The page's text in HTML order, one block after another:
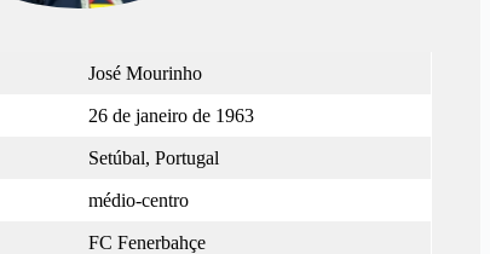
José Mourinho
26 de janeiro de 1963
Setúbal, Portugal
médio-centro
FC Fenerbahçe